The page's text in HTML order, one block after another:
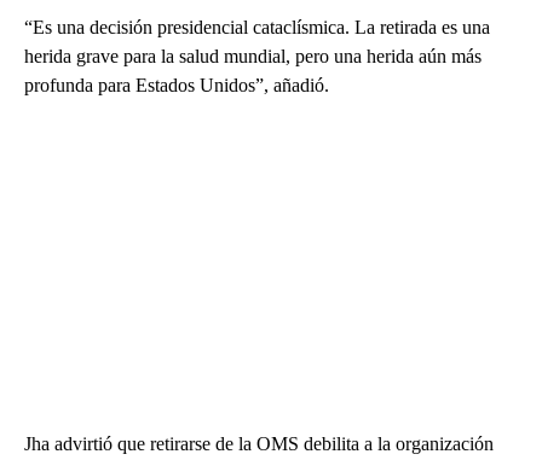
“Es una decisión presidencial cataclísmica. La retirada es una
herida grave para la salud mundial, pero una herida aún más
profunda para Estados Unidos”, añadió.
Jha advirtió que retirarse de la OMS debilita a la organización